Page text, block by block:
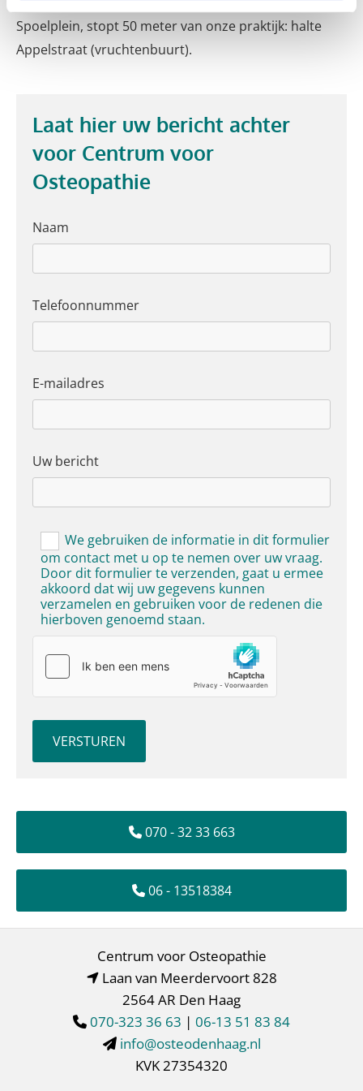
Spoelplein, stopt 50 meter van onze praktijk: halte
Appelstraat (vruchtenbuurt).
Laat hier uw bericht achter
voor Centrum voor
Osteopathie
Naam
Telefoonnummer
E-mailadres
Uw bericht
We gebruiken de informatie in dit formulier
om contact met u op te nemen over uw vraag.
Door dit formulier te verzenden, gaat u ermee
akkoord dat wij uw gegevens kunnen
verzamelen en gebruiken voor de redenen die
hierboven genoemd staan.
070 - 32 33 663
06 - 13518384
Centrum voor Osteopathie
Laan van Meerdervoort 828
2564 AR Den Haag
 070-323 36 63 | 06-13 51 83 84
 info@osteodenhaag.nl
KVK 27354320